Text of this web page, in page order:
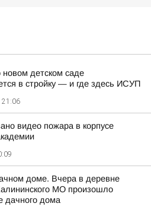
новом детском саде
в стройку — и где здесь ИСУП
21:06
видео пожара в корпусе
доме. Вчера в деревне
МО произошло
дачного дома